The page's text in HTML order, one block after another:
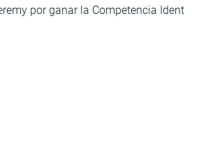
por ganar la Competencia Ident